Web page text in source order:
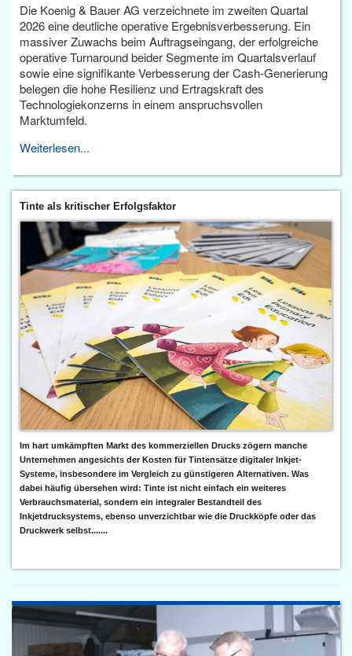
Die Koenig & Bauer AG verzeichnete im zweiten Quartal
2026 eine deutliche operative Ergebnisverbesserung. Ein
massiver Zuwachs beim Auftragseingang, der erfolgreiche
operative Turnaround beider Segmente im Quartalsverlauf
sowie eine signifikante Verbesserung der Cash-Generierung
belegen die hohe Resilienz und Ertragskraft des
Technologiekonzerns in einem anspruchsvollen
Marktumfeld.
Weiterlesen...
Tinte als kritischer Erfolgsfaktor
Im hart umkämpften Markt des kommerziellen Drucks zögern manche
Unternehmen angesichts der Kosten für Tintensätze digitaler Inkjet-
Systeme, insbesondere im Vergleich zu günstigeren Alternativen. Was
dabei häufig übersehen wird: Tinte ist nicht einfach ein weiteres
Verbrauchsmaterial, sondern ein integraler Bestandteil des
Inkjetdrucksystems, ebenso unverzichtbar wie die Druckköpfe oder das
Druckwerk selbst.......